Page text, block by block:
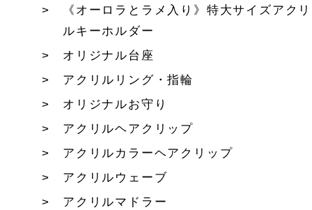
《オーロラとラメ入り》特大サイズアクリ
ルキーホルダー
オリジナル台座
アクリルリング・指輪
オリジナルお守り
アクリルヘアクリップ
アクリルカラーヘアクリップ
アクリルウェーブ
アクリルマドラー